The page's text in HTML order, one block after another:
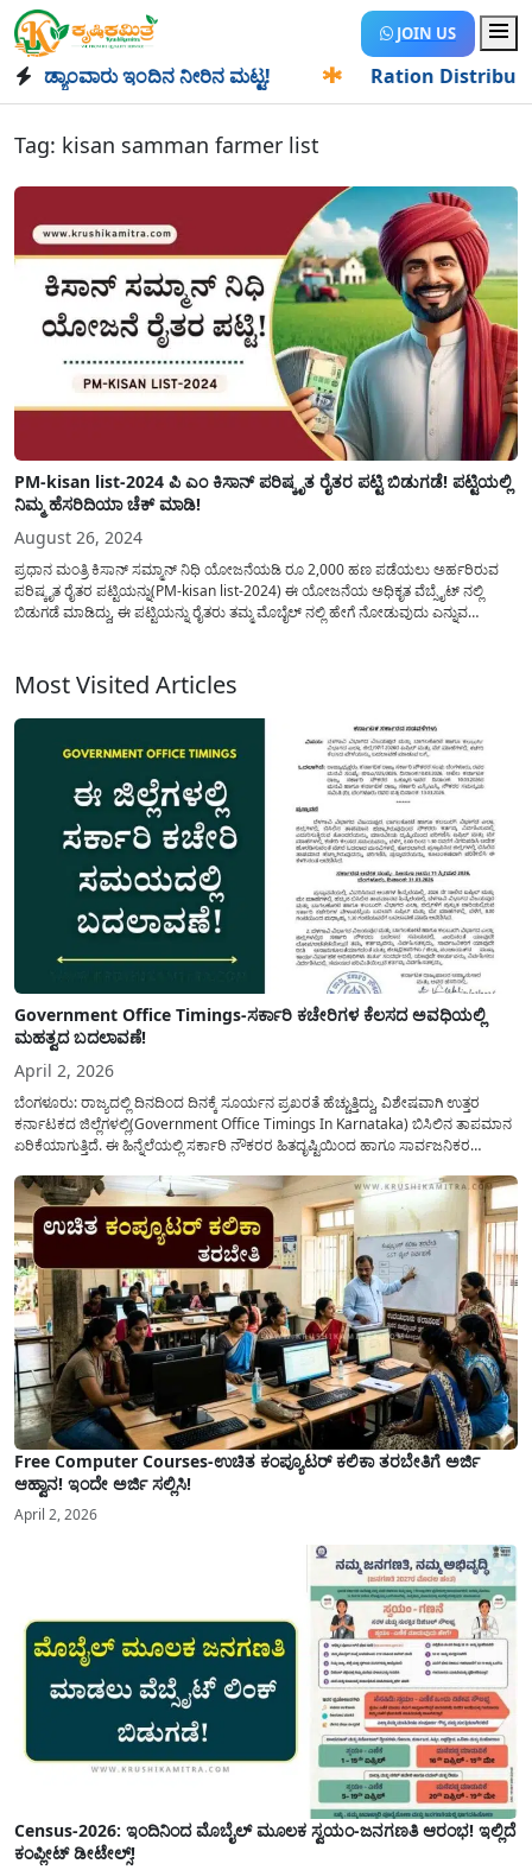
JOIN US
ಇಂದಿನ ನೀರಿನ ಮಟ್ಟ! Ration Distribution-
Tag: kisan samman farmer list
PM-kisan list-2024 ಪಿ ಎಂ ಕಿಸಾನ್ ಪರಿಷ್ಕೃತ ರೈತರ ಪಟ್ಟಿ ಬಿಡುಗಡೆ! ಪಟ್ಟಿಯಲ್ಲಿ
ನಿಮ್ಮ ಹೆಸರಿದಿಯಾ ಚೆಕ್ ಮಾಡಿ!
August 26, 2024
ಪ್ರಧಾನ ಮಂತ್ರಿ ಕಿಸಾನ್ ಸಮ್ಮಾನ್ ನಿಧಿ ಯೋಜನೆಯಡಿ ರೂ 2,000 ಹಣ ಪಡೆಯಲು ಅರ್ಹರಿರುವ
ಪರಿಷ್ಕೃತ ರೈತರ ಪಟ್ಟಿಯನ್ನು(PM-kisan list-2024) ಈ ಯೋಜನೆಯ ಅಧಿಕೃತ ವೆಬ್ಸೈಟ್ ನಲ್ಲಿ
ಬಿಡುಗಡೆ ಮಾಡಿದ್ದು, ಈ ಪಟ್ಟಿಯನ್ನು ರೈತರು ತಮ್ಮ ಮೊಬೈಲ್ ನಲ್ಲಿ ಹೇಗೆ ನೋಡುವುದು ಎನ್ನುವ
Most Visited Articles
Government Office Timings-ಸರ್ಕಾರಿ ಕಚೇರಿಗಳ ಕೆಲಸದ ಅವಧಿಯಲ್ಲಿ
ಮಹತ್ವದ ಬದಲಾವಣೆ!
April 2, 2026
ಬೆಂಗಳೂರು: ರಾಜ್ಯದಲ್ಲಿ ದಿನದಿಂದ ದಿನಕ್ಕೆ ಸೂರ್ಯನ ಪ್ರಖರತೆ ಹೆಚ್ಚುತ್ತಿದ್ದು, ವಿಶೇಷವಾಗಿ ಉತ್ತರ
ಕರ್ನಾಟಕದ ಜಿಲ್ಲೆಗಳಲ್ಲಿ(Government Office Timings In Karnataka) ಬಿಸಿಲಿನ ತಾಪಮಾನ
ಏರಿಕೆಯಾಗುತ್ತಿದೆ. ಈ ಹಿನ್ನೆಲೆಯಲ್ಲಿ ಸರ್ಕಾರಿ ನೌಕರರ ಹಿತದೃಷ್ಟಿಯಿಂದ ಹಾಗೂ ಸಾರ್ವಜನಿಕರ
ಮತ್ತು ಕಲ್ಯಾಣ ಕರ್ನಾಟಕದ ಒಟ್ಟು 9 ಜಿಲ್ಲೆಗಳಲ್ಲಿ ಏಪ್ರಿಲ್...
Free Computer Courses-ಉಚಿತ ಕಂಪ್ಯೂಟರ್ ಕಲಿಕಾ ತರಬೇತಿಗೆ ಅರ್ಜಿ
ಆಹ್ವಾನ! ಇಂದೇ ಅರ್ಜಿ ಸಲ್ಲಿಸಿ!
April 2, 2026
Census-2026: ಇಂದಿನಿಂದ ಮೊಬೈಲ್ ಮೂಲಕ ಸ್ವಯಂ-ಜನಗಣತಿ ಆರಂಭ! ಇಲ್ಲಿದೆ
ಕಂಪ್ಲೀಟ್ ಡೀಟೇಲ್ಸ್!